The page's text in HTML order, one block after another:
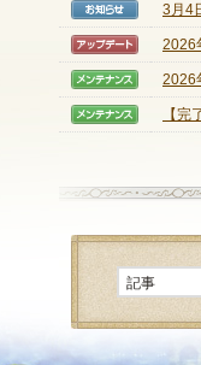
【お
3月4
【ア
2026
【メ
2026
【メ
【